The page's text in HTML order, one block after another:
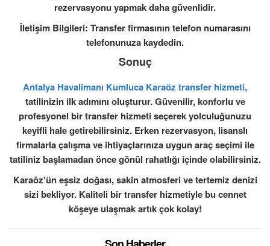
rezervasyonu yapmak daha güvenlidir.
İletişim Bilgileri: Transfer firmasının telefon numarasını
telefonunuza kaydedin.
Sonuç
Antalya Havalimanı Kumluca Karaöz transfer hizmeti,
tatilinizin ilk adımını oluşturur. Güvenilir, konforlu ve
profesyonel bir transfer hizmeti seçerek yolculuğunuzu
keyifli hale getirebilirsiniz. Erken rezervasyon, lisanslı
firmalarla çalışma ve ihtiyaçlarınıza uygun araç seçimi ile
tatiliniz başlamadan önce gönül rahatlığı içinde olabilirsiniz.
Karaöz'ün eşsiz doğası, sakin atmosferi ve tertemiz denizi
sizi bekliyor. Kaliteli bir transfer hizmetiyle bu cennet
köşeye ulaşmak artık çok kolay!